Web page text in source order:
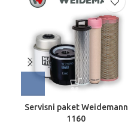
Servisni paket Weidemann
1160